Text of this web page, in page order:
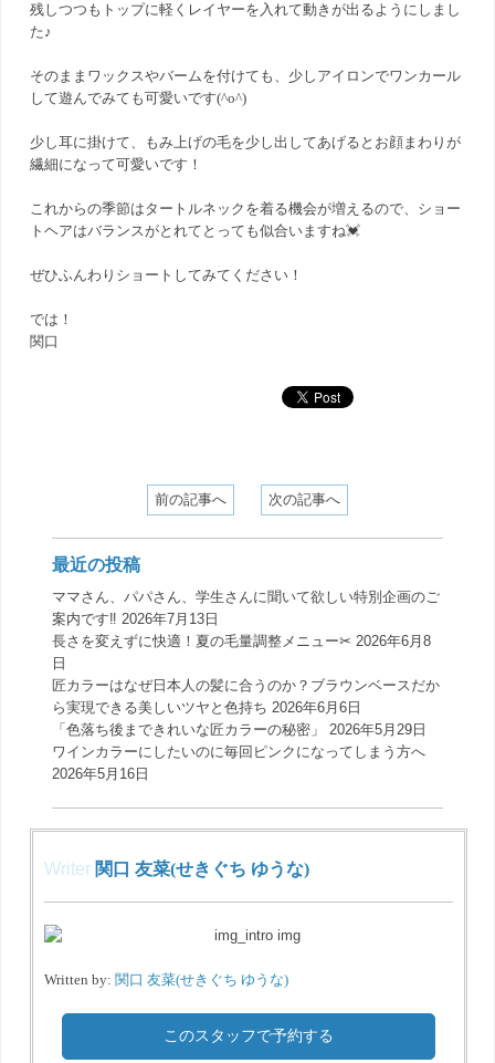
残しつつもトップに軽くレイヤーを入れて動きが出るようにしまし
た♪
そのままワックスやバームを付けても、少しアイロンでワンカール
して遊んでみても可愛いです(^o^)
少し耳に掛けて、もみ上げの毛を少し出してあげるとお顔まわりが
繊細になって可愛いです！
これからの季節はタートルネックを着る機会が増えるので、ショー
トヘアはバランスがとれてとっても似合いますね💓
ぜひふんわりショートしてみてください！
では！
関口
前の記事へ 次の記事へ
最近の投稿
ママさん、パパさん、学生さんに聞いて欲しい特別企画のご
案内です‼️ 2026年7月13日
長さを変えずに快適！夏の毛量調整メニュー✂︎ 2026年6月8
日
匠カラーはなぜ日本人の髪に合うのか？ブラウンベースだか
ら実現できる美しいツヤと色持ち 2026年6月6日
「色落ち後まできれいな匠カラーの秘密」
2026年5月29日
ワインカラーにしたいのに毎回ピンクになってしまう方へ
2026年5月16日
Writer 関口 友菜(せきぐち ゆうな)
Written by: 関口 友菜(せきぐち ゆうな)
このスタッフで予約する